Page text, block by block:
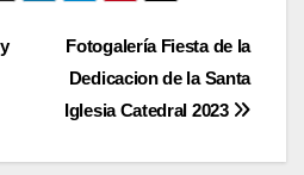
Fotogalería Fiesta de la
Dedicacion de la Santa
Iglesia Catedral 2023